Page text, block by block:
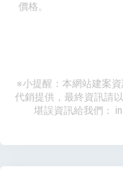
價格。
※小提醒：本網站建案
代銷提供，最終資訊請
堪誤資訊給我們：